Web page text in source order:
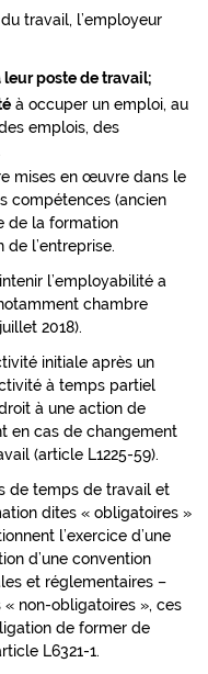
travail, l’employeur
leur poste de travail;
à occuper un emploi, au
emplois, des
mises en œuvre dans le
compétences (ancien
de la formation
l’entreprise.
l’employabilité a
chambre
2018).
initiale après un
à temps partiel
à une action de
en cas de changement
(article L1225-59).
de temps de travail et
dites « obligatoires »
l’exercice d’une
d’une convention
et réglementaires –
non-obligatoires », ces
de former de
L6321-1.